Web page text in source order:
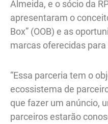
Almeida, e o sócio da
apresentaram o
Box” (OOB) e as
marcas oferecidas para
“Essa parceria tem o
ecossistema de
que fazer um anúncio,
parceiros estarão